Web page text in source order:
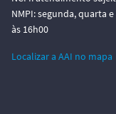
NMPI: segunda, quarta
às 16h00
Localizar a AAI no mapa